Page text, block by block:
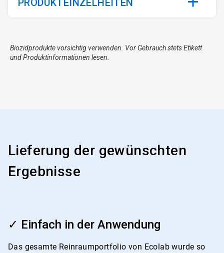
PRODUKTEINZELHEITEN
Biozidprodukte vorsichtig verwenden. Vor Gebrauch stets Etikett
und Produktinformationen lesen.
Lieferung der gewünschten
Ergebnisse
✓ Einfach in der Anwendung
Das gesamte Reinraumportfolio von Ecolab wurde so